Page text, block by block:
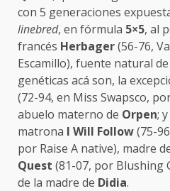
con 5 generaciones
linebred, en fórmula 5×5, al
francés Herbager(56-76,
Escamillo), fuente natural
genéticas acá son, la
(72-94, en Miss Swapsco,
abuelo materno de Orpen;
matrona I Will Follow(75-
por Raise A native), madre
Quest (81-07, por Blushing
de la madre de Didia.